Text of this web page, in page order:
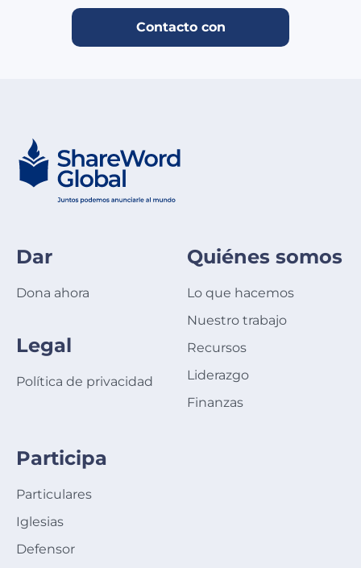
Contacto con
Dar
Dona ahora
Legal
Política de privacidad
Quiénes somos
Lo que hacemos
Nuestro trabajo
Recursos
Liderazgo
Finanzas
Participa
Particulares
Iglesias
Defensor